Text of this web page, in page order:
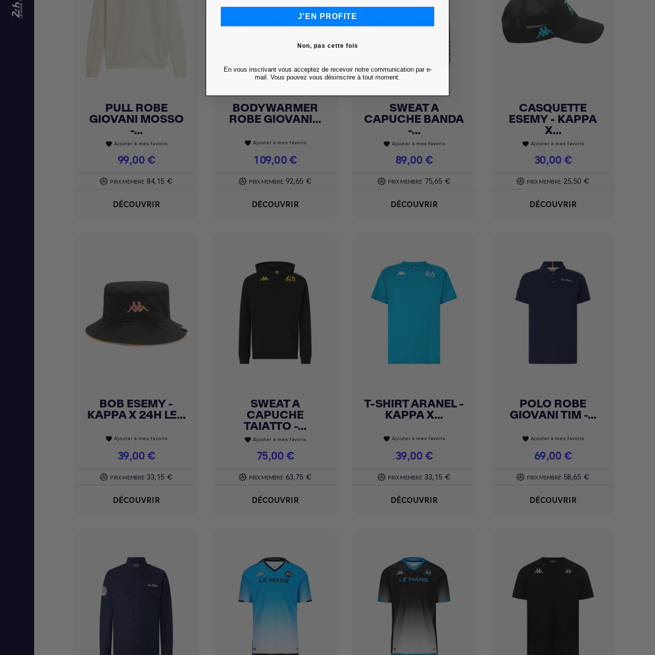
Achat express
PULL ROBE
GIOVANI MOSSO
-...
favorite Ajouter à mes favoris
Prix
99,00 €
PRIX MEMBRE 84,15 €
DÉCOUVRIR
 Achat express
BODYWARMER
ROBE GIOVANI...
favorite Ajouter à mes favoris
Prix
109,00 €
PRIX MEMBRE 92,65 €
DÉCOUVRIR
Achat express
SWEAT A
CAPUCHE BANDA
-...
favorite Ajouter à mes favoris
Prix
89,00 €
PRIX MEMBRE 75,65 €
DÉCOUVRIR
Achat express
CASQUETTE
ESEMY - KAPPA
X...
favorite Ajouter à mes favoris
Prix
30,00 €
PRIX MEMBRE 25,50 €
DÉCOUVRIR
Achat express
BOB ESEMY -
KAPPA X 24H LE...
favorite Ajouter à mes favoris
Prix
39,00 €
PRIX MEMBRE 33,15 €
DÉCOUVRIR
Achat express
SWEAT A
CAPUCHE
TAIATTO -...
favorite Ajouter à mes favoris
Prix
75,00 €
PRIX MEMBRE 63,75 €
DÉCOUVRIR
 Achat express
T-SHIRT ARANEL -
KAPPA X...
favorite Ajouter à mes favoris
Prix
39,00 €
PRIX MEMBRE 33,15 €
DÉCOUVRIR
Achat express
POLO ROBE
GIOVANI TIM -...
favorite Ajouter à mes favoris
Prix
69,00 €
PRIX MEMBRE 58,65 €
DÉCOUVRIR
J'EN PROFITE
Non, pas cette fois
En vous inscrivant vous acceptez de recevoir notre communication par e-
mail. Vous pouvez vous désinscrire à tout moment.